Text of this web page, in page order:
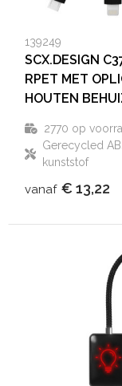
139249
SCX.DESIGN
RPET MET
HOUTEN
2770 op
Gerecycled
kunststof
vanaf € 13,22